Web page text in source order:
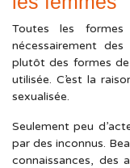
Toutes les formes
nécessairement
plutôt des formes
utilisée. C’est la
sexualisée.
Seulement peu
par des inconnus.
connaissances, des